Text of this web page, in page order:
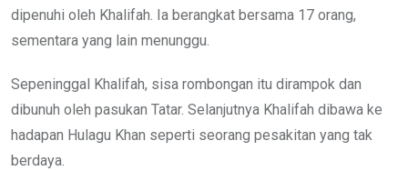
dipenuhi oleh Khalifah. Ia berangkat bersama 17 orang,
sementara yang lain menunggu.
Sepeninggal Khalifah, sisa rombongan itu dirampok dan
dibunuh oleh pasukan Tatar. Selanjutnya Khalifah dibawa ke
hadapan Hulagu Khan seperti seorang pesakitan yang tak
berdaya.